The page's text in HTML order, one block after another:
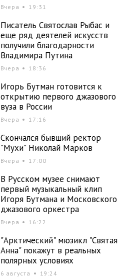
Вчера 19:31
Писатель Святослав Рыбас и
еще ряд деятелей искусств
получили благодарности
Владимира Путина
Вчера 18:36
Игорь Бутман готовится к
открытию первого джазового
вуза в России
Вчера 17:16
Скончался бывший ректор
"Мухи" Николай Марков
Вчера 17:00
В Русском музее снимают
первый музыкальный клип
Игоря Бутмана и Московского
джазового оркестра
Вчера 16:22
"Арктический" мюзикл "Святая
Анна" покажут в реальных
полярных условиях
6 августа 19:24